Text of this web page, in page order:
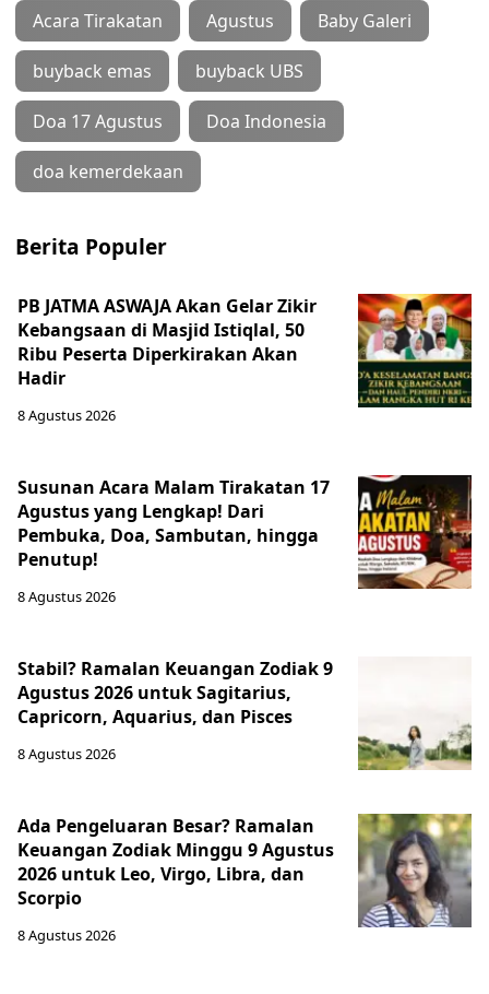
Acara Tirakatan Agustus Baby Galeri
buyback emas buyback UBS
Doa 17 Agustus Doa Indonesia
doa kemerdekaan
Berita Populer
PB JATMA ASWAJA Akan Gelar Zikir
Kebangsaan di Masjid Istiqlal, 50
Ribu Peserta Diperkirakan Akan
Hadir
8 Agustus 2026
Susunan Acara Malam Tirakatan 17
Agustus yang Lengkap! Dari
Pembuka, Doa, Sambutan, hingga
Penutup!
8 Agustus 2026
Stabil? Ramalan Keuangan Zodiak 9
Agustus 2026 untuk Sagitarius,
Capricorn, Aquarius, dan Pisces
8 Agustus 2026
Ada Pengeluaran Besar? Ramalan
Keuangan Zodiak Minggu 9 Agustus
2026 untuk Leo, Virgo, Libra, dan
Scorpio
8 Agustus 2026